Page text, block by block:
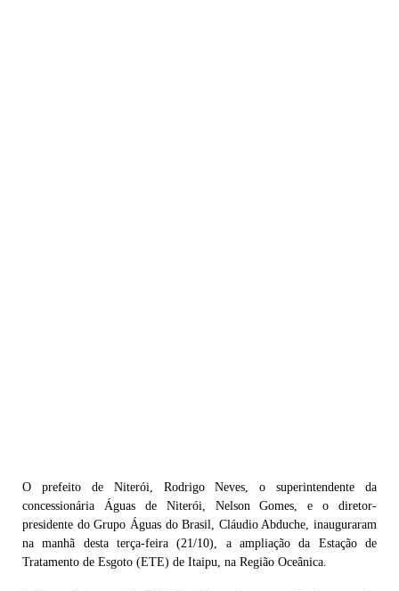
O prefeito de Niterói, Rodrigo Neves, o superintendente da
concessionária Águas de Niterói, Nelson Gomes, e o diretor-
presidente do Grupo Águas do Brasil, Cláudio Abduche, inauguraram
na manhã desta terça-feira (21/10), a ampliação da Estação de
Tratamento de Esgoto (ETE) de Itaipu, na Região Oceânica.